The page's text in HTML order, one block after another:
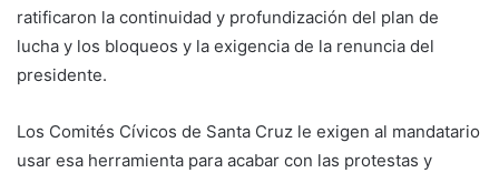
ratificaron la continuidad y profundización del plan de
lucha y los bloqueos y la exigencia de la renuncia del
presidente.
Los Comités Cívicos de Santa Cruz le exigen al mandatario
usar esa herramienta para acabar con las protestas y